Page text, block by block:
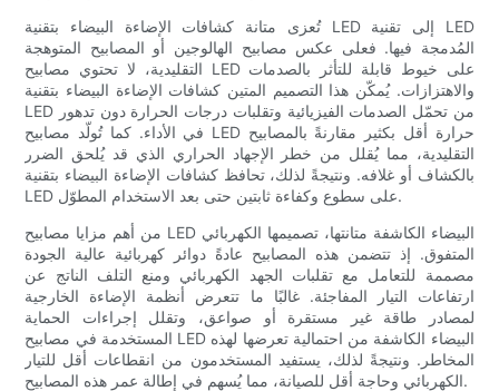
تُعزى متانة كشافات الإضاءة البيضاء بتقنية LED إلى تقنية LED
المُدمجة فيها. فعلى عكس مصابيح الهالوجين أو المصابيح المتوهجة
التقليدية، لا تحتوي مصابيح LED على خيوط قابلة للتأثر بالصدمات
والاهتزازات. يُمكّن هذا التصميم المتين كشافات الإضاءة البيضاء بتقنية
LED من تحمّل الصدمات الفيزيائية وتقلبات درجات الحرارة دون تدهور
في الأداء. كما تُولّد مصابيح LED حرارة أقل بكثير مقارنةً بالمصابيح
التقليدية، مما يُقلل من خطر الإجهاد الحراري الذي قد يُلحق الضرر
بالكشاف أو غلافه. ونتيجةً لذلك، تحافظ كشافات الإضاءة البيضاء بتقنية
LED على سطوع وكفاءة ثابتين حتى بعد الاستخدام المطوّل.
من أهم مزايا مصابيح LED البيضاء الكاشفة متانتها، تصميمها الكهربائي
المتفوق. إذ تتضمن هذه المصابيح عادةً دوائر كهربائية عالية الجودة
مصممة للتعامل مع تقلبات الجهد الكهربائي ومنع التلف الناتج عن
ارتفاعات التيار المفاجئة. غالبًا ما تتعرض أنظمة الإضاءة الخارجية
لمصادر طاقة غير مستقرة أو صواعق، وتقلل إجراءات الحماية
المستخدمة في مصابيح LED البيضاء الكاشفة من احتمالية تعرضها لهذه
المخاطر. ونتيجةً لذلك، يستفيد المستخدمون من انقطاعات أقل للتيار
الكهربائي وحاجة أقل للصيانة، مما يُسهم في إطالة عمر هذه المصابيح.